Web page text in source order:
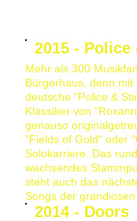
2015 - Police
Mehr als 300
Bürgerhaus, denn
deutsche "Police &
Klassiker von
genauso
"Fields of Gold" oder
Solokarriere. Das
wachsendes
steht auch das
Songs der
2014 - Doors